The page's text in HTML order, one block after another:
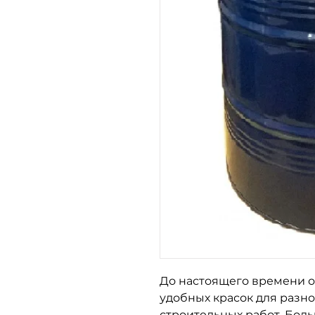
До настоящего времени
удобных красок для